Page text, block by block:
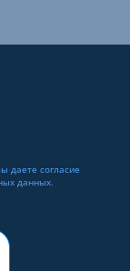
даете согласие
данных.